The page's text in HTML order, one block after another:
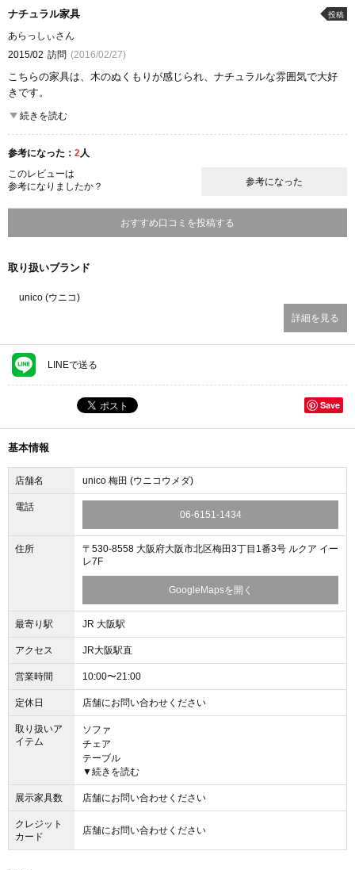
ナチュラル家具 投稿
あらっしぃさん
2015/02 訪問 (2016/02/27)
こちらの家具は、木のぬくもりが感じられ、ナチュラルな雰囲気で大好
きです。
濃い茶色の、シックな雰囲気にまとめられると思います。
お値段設定が少し高めな気がしますが、それに応じた品質があるのかな
ここが良かった
品揃え
商品の質 雰囲気
続きを読む
参考になった： 2人
このレビューは
参考になりましたか？
参考になった
おすすめ口コミを投稿する
取り扱いブランド
unico (ウニコ)
詳細を見る
LINEで送る
Save
基本情報
店舗名 unico 梅田 (ウニコウメダ)
電話
06-6151-1434
住所
〒530-8558 大阪府大阪市北区梅田3丁目1番3号 ルクア イー
レ7F
GoogleMapsを開く
最寄り駅 JR 大阪駅
アクセス JR大阪駅直
営業時間 10:00〜21:00
定休日 店舗にお問い合わせください
取り扱いア
イテム
ソファ
チェア
テーブル
デスク
ベッド
収納家具
照明器具
▼続きを読む
展示家具数 店舗にお問い合わせください
クレジット
カード
店舗にお問い合わせください